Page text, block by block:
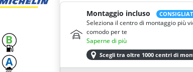
B
A
Montaggio incluso
Seleziona il centro di montaggio più
comodo per te
Saperne di più
Scegli tra oltre 1000 centri di